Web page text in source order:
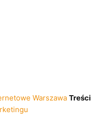
Warszawa Treści